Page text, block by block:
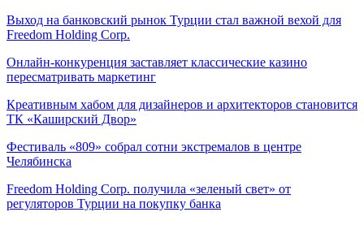
Выход на банковский рынок Турции стал важной вехой для
Freedom Holding Corp.
Онлайн-конкуренция заставляет классические казино
пересматривать маркетинг
Креативным хабом для дизайнеров и архитекторов становится
ТК «Каширский Двор»
Фестиваль «809» собрал сотни экстремалов в центре
Челябинска
Freedom Holding Corp. получила «зеленый свет» от
регуляторов Турции на покупку банка